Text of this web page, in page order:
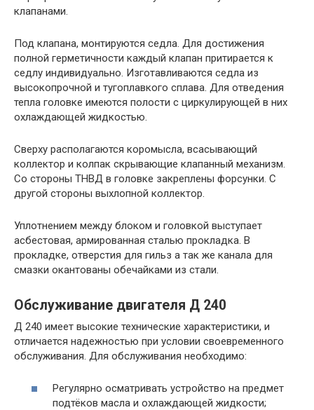
клапанами.
Под клапана, монтируются седла. Для достижения
полной герметичности каждый клапан притирается к
седлу индивидуально. Изготавливаются седла из
высокопрочной и тугоплавкого сплава. Для отведения
тепла головке имеются полости с циркулирующей в них
охлаждающей жидкостью.
Сверху располагаются коромысла, всасывающий
коллектор и колпак скрывающие клапанный механизм.
Со стороны ТНВД в головке закреплены форсунки. С
другой стороны выхлопной коллектор.
Уплотнением между блоком и головкой выступает
асбестовая, армированная сталью прокладка. В
прокладке, отверстия для гильз а так же канала для
смазки окантованы обечайками из стали.
Обслуживание двигателя Д 240
Д 240 имеет высокие технические характеристики, и
отличается надежностью при условии своевременного
обслуживания. Для обслуживания необходимо:
Регулярно осматривать устройство на предмет
подтёков масла и охлаждающей жидкости;